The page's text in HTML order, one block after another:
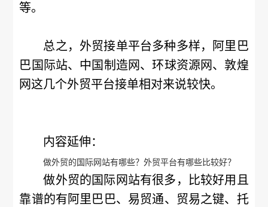
等。
总之，外贸接单平台多种多样，阿里巴
巴国际站、中国制造网、环球资源网、敦煌
网这几个外贸平台接单相对来说较快。
内容延伸：
做外贸的国际网站有哪些？外贸平台有哪些比较好？
做外贸的国际网站有很多，比较好用且
靠谱的有阿里巴巴、易贸通、贸易之键、托